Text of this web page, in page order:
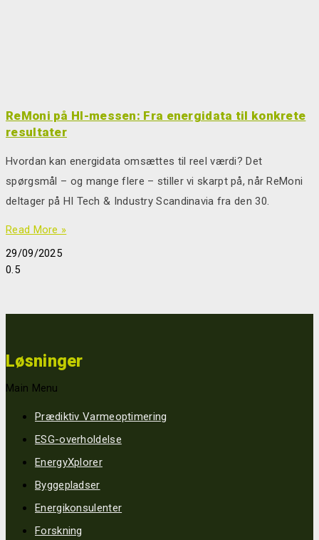
ReMoni på HI-messen: Fra energidata til konkrete
resultater
Hvordan kan energidata omsættes til reel værdi? Det
spørgsmål – og mange flere – stiller vi skarpt på, når ReMoni
deltager på HI Tech & Industry Scandinavia fra den 30.
Read More »
29/09/2025
Løsninger
Main Menu
Prædiktiv Varmeoptimering
ESG-overholdelse
EnergyXplorer
Byggepladser
Energikonsulenter
Forskning